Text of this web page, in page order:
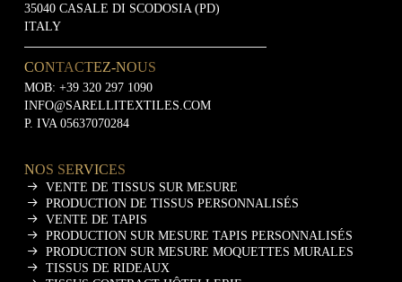
35040 CASALE DI SCODOSIA (PD)
ITALY
CONTACTEZ-NOUS
MOB: +39 320 297 1090
INFO@SARELLITEXTILES.COM
P. IVA 05637070284
NOS SERVICES
VENTE DE TISSUS SUR MESURE
PRODUCTION DE TISSUS PERSONNALISÉS
VENTE DE TAPIS
PRODUCTION SUR MESURE TAPIS PERSONNALISÉS
PRODUCTION SUR MESURE MOQUETTES MURALES
TISSUS DE RIDEAUX